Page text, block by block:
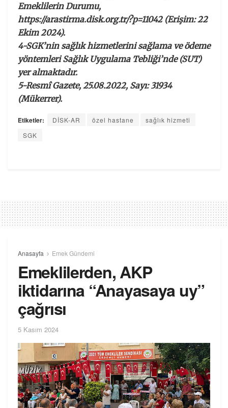
Emeklilerin Durumu,
https://arastirma.disk.org.tr/?p=11042 (Erişim: 22
Ekim 2024).
4-SGK’nin sağlık hizmetlerini sağlama ve ödeme
yöntemleri Sağlık Uygulama Tebliği’nde (SUT)
yer almaktadır.
5-Resmî Gazete, 25.08.2022, Sayı: 31934
(Mükerrer).
Etiketler: DİSK-AR özel hastane
sağlık hizmeti
SGK
Anasayfa Emek Gündemi
Emeklilerden, AKP
iktidarına “Anayasaya uy”
çağrısı
5 Kasım 2024